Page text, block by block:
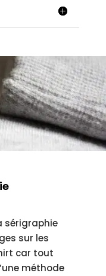
sérigraphie
sur les
car tout
méthode